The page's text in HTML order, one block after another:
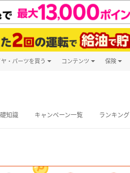
・パーツを買う コンテンツ 保険
知識 キャンペーン一覧 ランキング